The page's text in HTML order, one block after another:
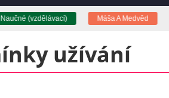
(vzdělávací) Máša A Medvěd
užívání